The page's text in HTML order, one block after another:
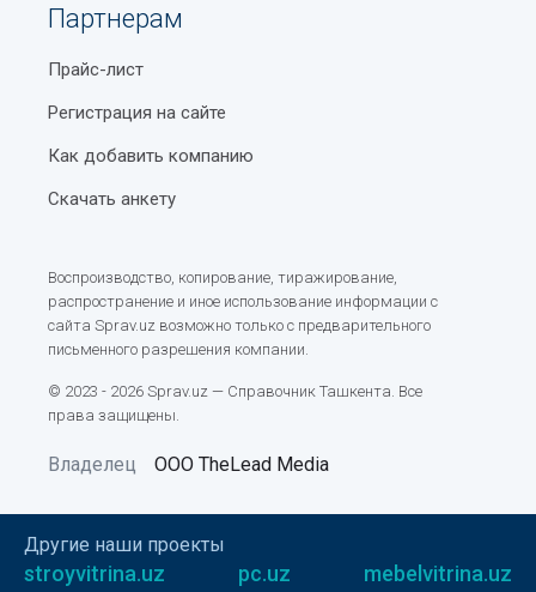
Партнерам
Прайс-лист
Регистрация на сайте
Как добавить компанию
Скачать анкету
Воспроизводство, копирование, тиражирование,
распространение и иное использование информации с
сайта Sprav.uz возможно только с предварительного
письменного разрешения компании.
© 2023 - 2026 Sprav.uz — Справочник Ташкента. Все
права защищены.
Владелец ООО TheLead Media
Другие наши проекты
stroyvitrina.uz pc.uz mebelvitrina.uz